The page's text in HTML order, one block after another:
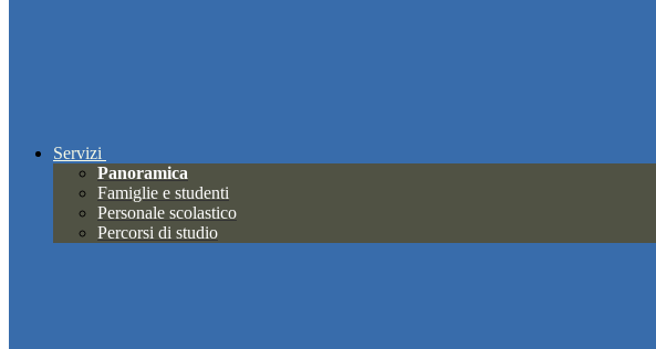
Servizi
Panoramica
Famiglie e studenti
Personale scolastico
Percorsi di studio